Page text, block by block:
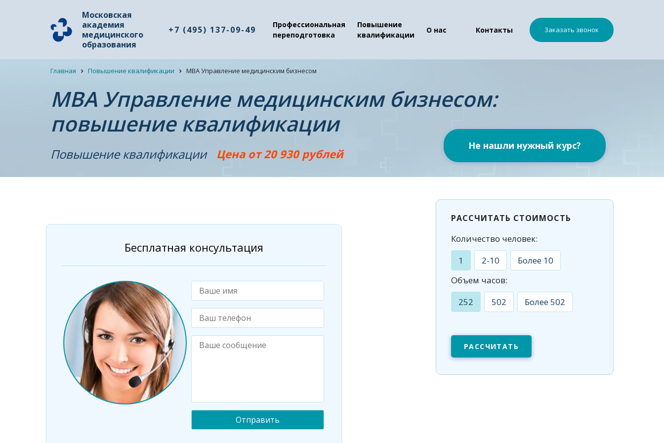
Московская
академия
медицинского
образования
+7 (495) 137-09-49
Профессиональная
переподготовка
Повышение
квалификации
О нас Контакты Заказать звонок
Главная Повышение квалификации MBA Управление медицинским бизнесом
MBA Управление медицинским бизнесом:
повышение квалификации
Повышение квалификации Цена от 20 930 рублей
Не нашли нужный курс?
РАССЧИТАТЬ СТОИМОСТЬ
Количество человек:
1
2-10
Более 10
Объем часов:
252
502 Более 502
РАССЧИТАТЬ
Бесплатная консультация